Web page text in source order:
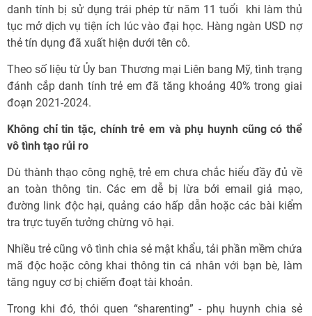
danh tính bị sử dụng trái phép từ năm 11 tuổi khi làm thủ
tục mở dịch vụ tiện ích lúc vào đại học. Hàng ngàn USD nợ
thẻ tín dụng đã xuất hiện dưới tên cô.
Theo số liệu từ Ủy ban Thương mại Liên bang Mỹ, tình trạng
đánh cắp danh tính trẻ em đã tăng khoảng 40% trong giai
đoạn 2021-2024.
Không chỉ tin tặc, chính trẻ em và phụ huynh cũng có thể
vô tình tạo rủi ro
Dù thành thạo công nghệ, trẻ em chưa chắc hiểu đầy đủ về
an toàn thông tin. Các em dễ bị lừa bởi email giả mạo,
đường link độc hại, quảng cáo hấp dẫn hoặc các bài kiểm
tra trực tuyến tưởng chừng vô hại.
Nhiều trẻ cũng vô tình chia sẻ mật khẩu, tải phần mềm chứa
mã độc hoặc công khai thông tin cá nhân với bạn bè, làm
tăng nguy cơ bị chiếm đoạt tài khoản.
Trong khi đó, thói quen “sharenting” - phụ huynh chia sẻ